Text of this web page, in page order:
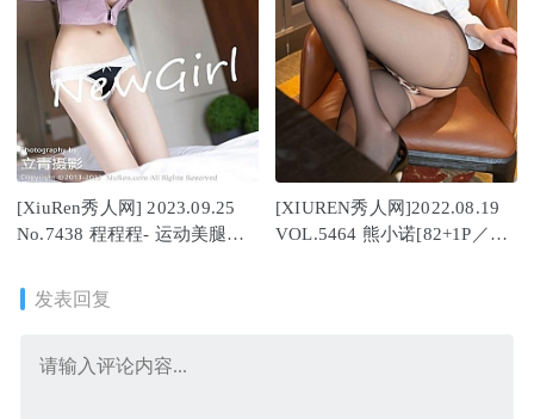
[XiuRen秀人网] 2023.09.25
No.7438 程程程- 运动美腿
[XIUREN秀人网]2022.08.19
VOL.5464 熊小诺[82+1P／
发表回复